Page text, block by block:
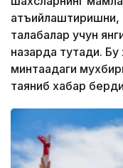
талабалар учун
назарда тутади. Бу
минтақадаги
таяниб хабар